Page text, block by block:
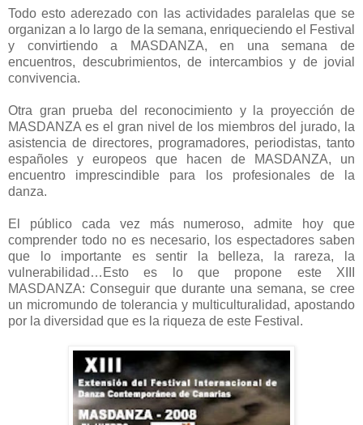
Todo esto aderezado con las actividades paralelas que se
organizan a lo largo de la semana, enriqueciendo el Festival
y convirtiendo a MASDANZA, en una semana de
encuentros, descubrimientos, de intercambios y de jovial
convivencia.
Otra gran prueba del reconocimiento y la proyección de
MASDANZA es el gran nivel de los miembros del jurado, la
asistencia de directores, programadores, periodistas, tanto
españoles y europeos que hacen de MASDANZA, un
encuentro imprescindible para los profesionales de la
danza.
El público cada vez más numeroso, admite hoy que
comprender todo no es necesario, los espectadores saben
que lo importante es sentir la belleza, la rareza, la
vulnerabilidad…Esto es lo que propone este XIII
MASDANZA: Conseguir que durante una semana, se cree
un micromundo de tolerancia y multiculturalidad, apostando
por la diversidad que es la riqueza de este Festival.